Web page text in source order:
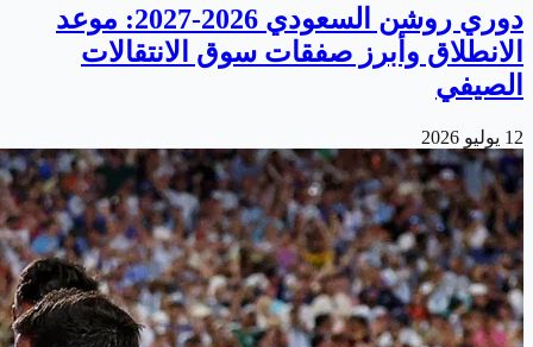
دوري روشن السعودي 2026-2027: موعد
الانطلاق وأبرز صفقات سوق الانتقالات
الصيفي
12 يوليو 2026